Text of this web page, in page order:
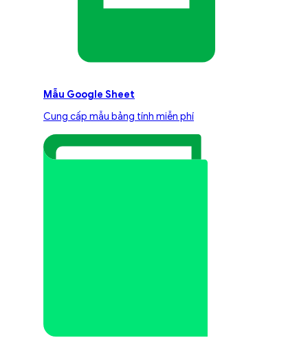
Mẫu Google Sheet
Cung cấp mẫu bảng tính miễn phí